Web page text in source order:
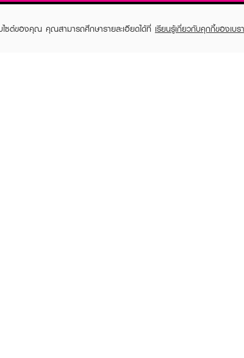
ไซต์ของคุณ คุณสามารถศึกษารายละเอียดได้ที่ เรียนรู้เกี่ยวกับคุกกี้ของเบร